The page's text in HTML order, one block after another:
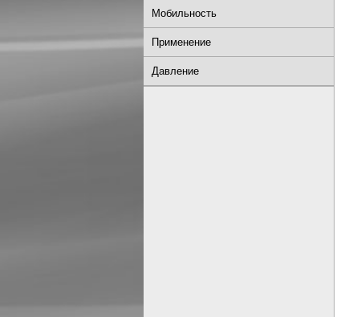
Мобильность
Применение
Давление